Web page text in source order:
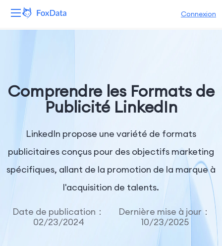
Connexion
Solutions
Entreprise
Comprendre les Formats de
Publicité LinkedIn
LinkedIn propose une variété de formats
publicitaires conçus pour des objectifs marketing
spécifiques, allant de la promotion de la marque à
l'acquisition de talents.
Date de publication：
02/23/2024
Dernière mise à jour：
10/23/2025